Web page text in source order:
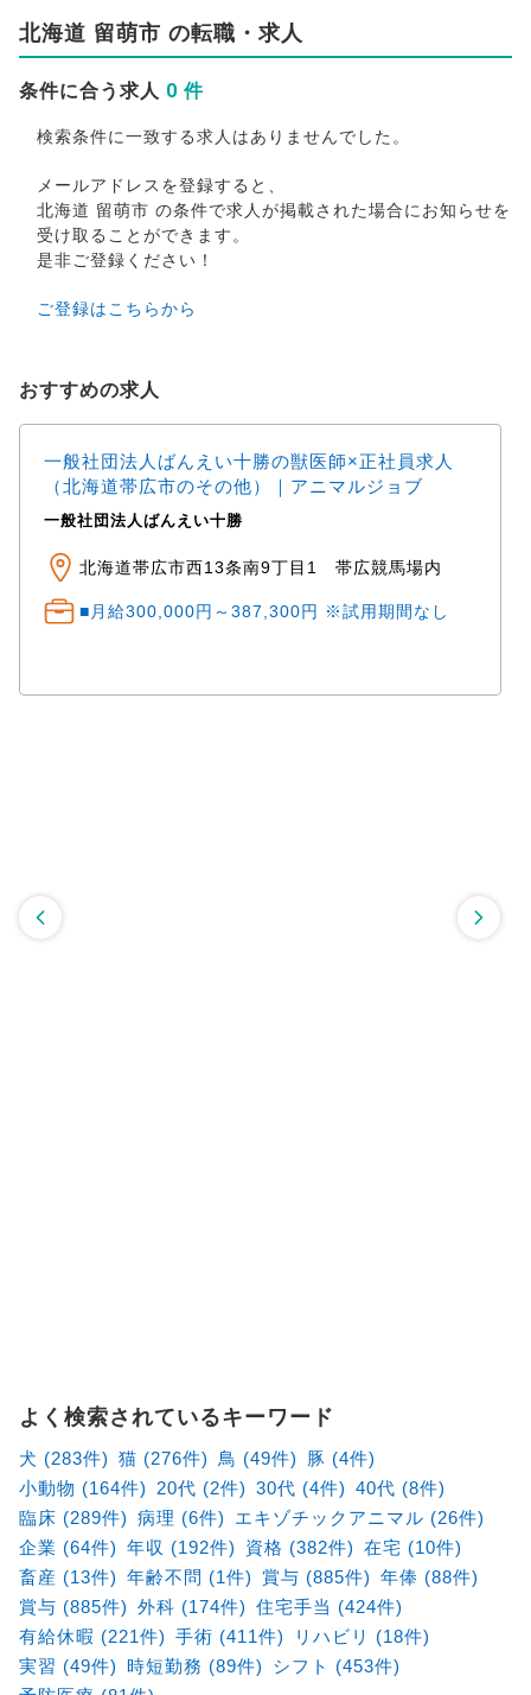
北海道 留萌市 の転職・求人
条件に合う求人 0 件
検索条件に一致する求人はありませんでした。
メールアドレスを登録すると、
北海道 留萌市 の条件で求人が掲載された場合にお知らせを
受け取ることができます。
是非ご登録ください！
ご登録はこちらから
おすすめの求人
一般社団法人ばんえい十勝の獣医師×正社員求人
（北海道帯広市のその他）｜アニマルジョブ
一般社団法人ばんえい十勝
北海道帯広市西13条南9丁目1 帯広競馬場内
■月給300,000円～387,300円 ※試用期間なし
よく検索されているキーワード
犬 (283件) 猫 (276件) 鳥 (49件)
豚 (4件)
小動物 (164件)
20代 (2件) 30代 (4件) 40代 (8件)
臨床 (289件) 病理 (6件)
エキゾチックアニマル (26件)
企業 (64件) 年収 (192件) 資格 (382件) 在宅 (10件)
畜産 (13件) 年齢不問 (1件) 賞与 (885件) 年俸 (88件)
賞与 (885件) 外科 (174件) 住宅手当 (424件)
有給休暇 (221件) 手術 (411件)
リハビリ (18件)
実習 (49件) 時短勤務 (89件)
シフト (453件)